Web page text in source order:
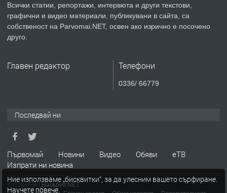
преди 1 година
ПРЕДЛАГА Уроци по Математика
ТЪРСИ Търсим работник
Всички статии, репортажи, интервюта и други текстови,
графични и видео материали, публикувани в сайта, са
собственост на Parvomai.NET, освен ако изрично е посочено
друго.
Главен редактор Телефони
0336/ 66779
Последвай ни
Първомай Новини Видео Обяви
еТВ
Изпрати ни новина
© Copyright Haskovo.NET
Ние използваме „бисквитки“, за да улесним вашето сърфиране.
Научете повече.